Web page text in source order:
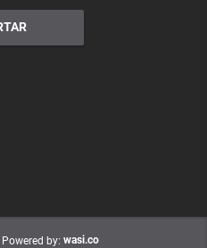
Powered by: wasi.co